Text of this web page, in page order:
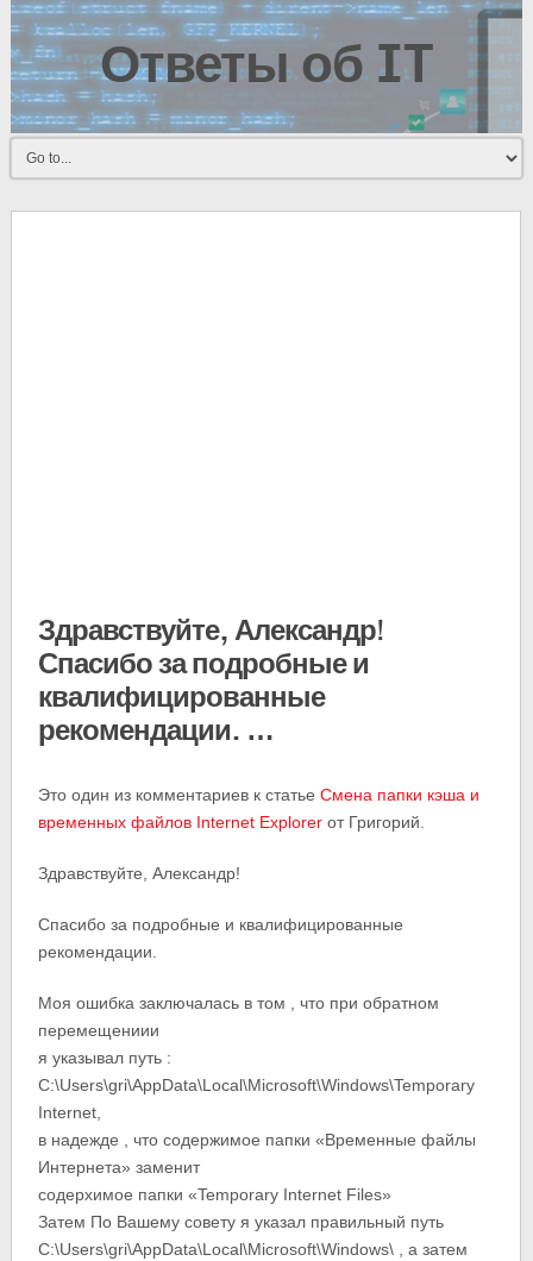
Ответы об IT
Здравствуйте, Александр!
Спасибо за подробные и
квалифицированные
рекомендации. …
Это один из комментариев к статье Смена папки кэша и
временных файлов Internet Explorerот Григорий.
Здравствуйте, Александр!
Спасибо за подробные и квалифицированные
рекомендации.
Моя ошибка заключалась в том , что при обратном
перемещениии
я указывал путь :
C:\Users\gri\AppData\Local\Microsoft\Windows\Temporary
Internet,
в надежде , что содержимое папки «Временные файлы
Интернета» заменит
содерхимое папки «Temporary Internet Files»
Затем По Вашему совету я указал правильный путь
C:\Users\gri\AppData\Local\Microsoft\Windows\ , а затем